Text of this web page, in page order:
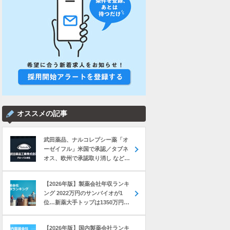
オススメの記事
武田薬品、ナルコレプシー薬「オ
ーゼイフル」米国で承認／タブネ
オス、欧州で承認取り消し など｜
【2026年版】製薬会社年収ランキ
ング 2022万円のサンバイオが1
位…新薬大手トップは1350万円の
【2026年版】国内製薬会社ランキ